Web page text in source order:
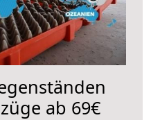
ab 69€